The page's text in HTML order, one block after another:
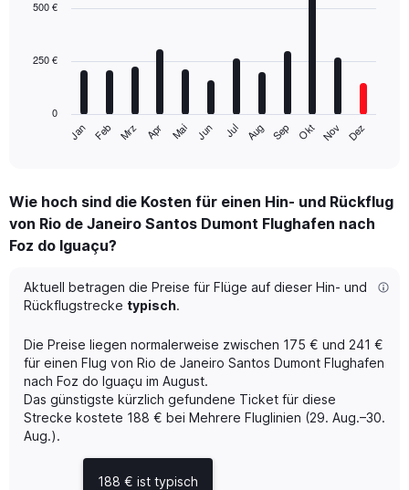
The
Range:
12
categories.
has
1
axis
displaying
values.
Range:
0
to
750.
Jan Feb Mrz Apr Mai Jun Jul Aug Sep Okt Nov Dez
0
250 €
500 €
Wie hoch sind die Kosten für einen Hin- und Rückflug
von Rio de Janeiro Santos Dumont Flughafen nach
Foz do Iguaçu?
Aktuell betragen die Preise für Flüge auf dieser Hin- und
Rückflugstrecke typisch.
Die Preise liegen normalerweise zwischen 175 € und 241 €
für einen Flug von Rio de Janeiro Santos Dumont Flughafen
nach Foz do Iguaçu im August.
Das günstigste kürzlich gefundene Ticket für diese
Strecke kostete 188 € bei Mehrere Fluglinien (29. Aug.–30.
Aug.).
188 € ist typisch